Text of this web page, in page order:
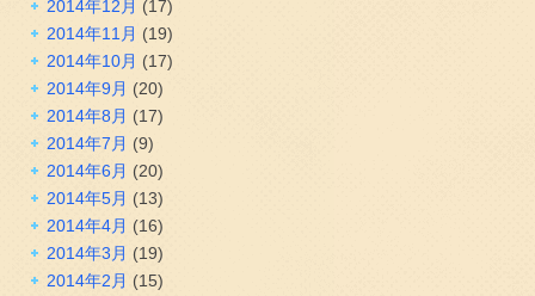
2014年12月 (17)
2014年11月 (19)
2014年10月 (17)
2014年9月 (20)
2014年8月 (17)
2014年7月 (9)
2014年6月 (20)
2014年5月 (13)
2014年4月 (16)
2014年3月 (19)
2014年2月 (15)